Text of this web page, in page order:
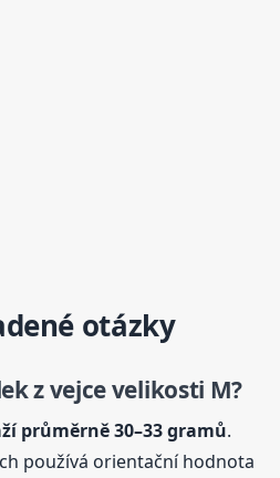
otázky
z vejce velikosti M?
průměrně 30–33 gramů.
používá orientační hodnota